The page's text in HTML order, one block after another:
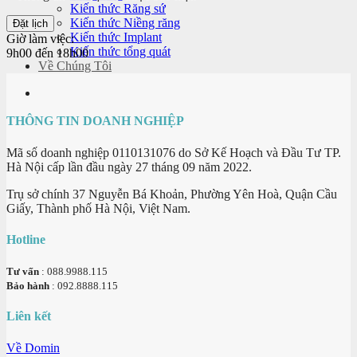
Kiến thức Răng sứ
Kiến thức Niềng răng
Kiến thức Implant
Kiến thức tổng quát
Về Chúng Tôi
Giờ làm việc:
9h00 đến 18h00
THÔNG TIN DOANH NGHIỆP
Mã số doanh nghiệp 0110131076 do Sở Kế Hoạch và Đầu Tư TP.
Hà Nội cấp lần đầu ngày 27 tháng 09 năm 2022.
Trụ sở chính 37 Nguyễn Bá Khoản, Phường Yên Hoà, Quận Cầu
Giấy, Thành phố Hà Nội, Việt Nam.
Hotline
Tư vấn : 088.9988.115
Bảo hành : 092.8888.115
Liên kết
Về Domin